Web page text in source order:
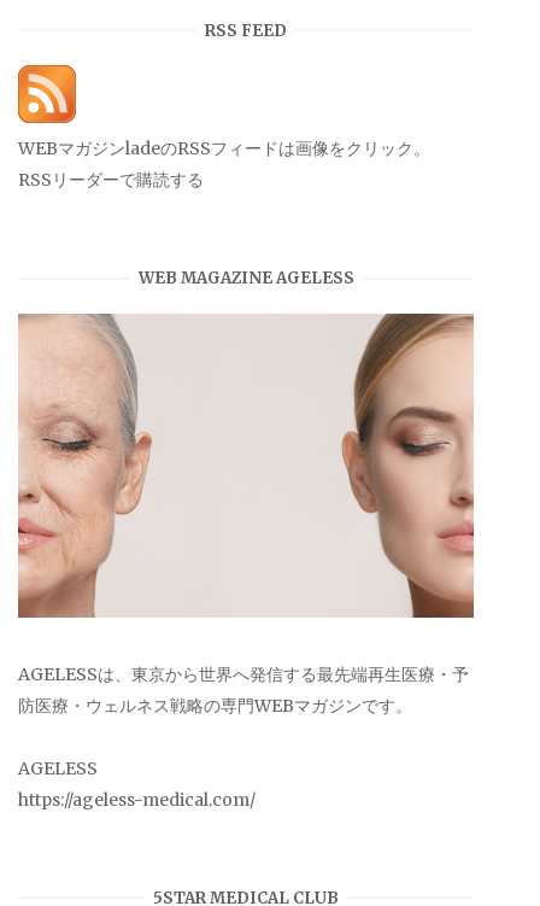
RSS FEED
WEBマガジンladeのRSSフィードは画像をクリック。
RSSリーダーで購読する
WEB MAGAZINE AGELESS
AGELESSは、東京から世界へ発信する最先端再生医療・予
防医療・ウェルネス戦略の専門WEBマガジンです。
AGELESS
https://ageless-medical.com/
5STAR MEDICAL CLUB